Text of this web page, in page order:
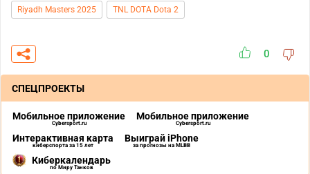
Riyadh Masters 2025 TNL DOTA Dota 2
0
СПЕЦПРОЕКТЫ
Мобильное приложение
Cybersport.ru
Мобильное приложение
Cybersport.ru
Интерактивная карта
киберспорта за 15 лет
Выиграй iPhone
за прогнозы на MLBB
Киберкалендарь
по Миру Танков